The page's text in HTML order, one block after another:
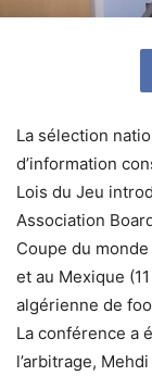
La sélection
d’information
Lois du Jeu
Association
Coupe du
et au Mexique
algérienne de
La conférence a
l’arbitrage,